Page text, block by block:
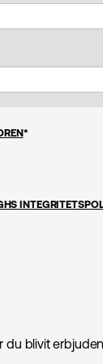
*
du blivit